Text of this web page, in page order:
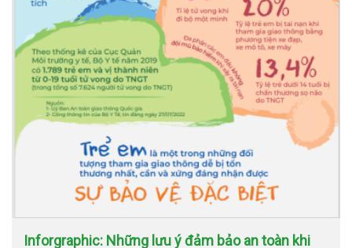
Inforgraphic: Những lưu ý đảm bảo an toàn khi